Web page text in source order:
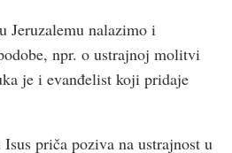
Jeruzalemu nalazimo i
npr. o ustrajnoj molitvi
je i evanđelist koji pridaje
priča poziva na ustrajnost u